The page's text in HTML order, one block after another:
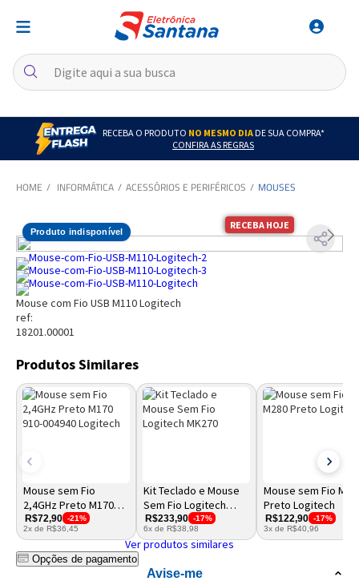
RECEBA O PRODUTO NO MESMO DIADE SUA COMPRA*
CONFIRA AS REGRAS
INFORMÁTICA ACESSÓRIOS E PERIFÉRICOS MOUSES
RECEBA HOJE
Produto indisponível
Mouse com Fio USB M110 Logitech
ref:
18201.00001
Produtos Similares
Mouse sem Fio
2,4GHz Preto M170
910-004940 Logitech
R$72,90 -21%
2x de R$36,45
Kit Teclado e Mouse
Sem Fio Logitech
MK270
R$233,90 -17%
6x de R$38,98
Mouse sem Fio
Preto Logitech
R$122,90 -17%
3x de R$40,96
Ver produtos similares
Opções de pagamento
Avise-me